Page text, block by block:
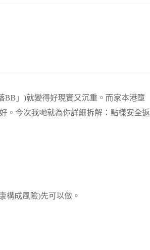
BB」)就變得好現實又沉重。而家本港墮
。今次我哋就為你詳細拆解：點樣安全返
構成風險)先可以做。